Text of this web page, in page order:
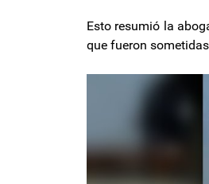
Esto resumió la
que fueron